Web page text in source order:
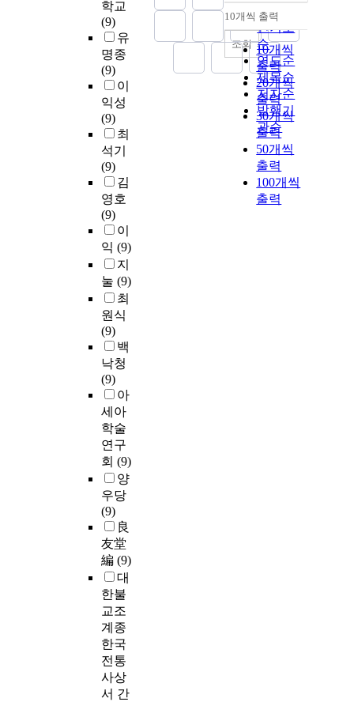
학교
(9)
유
명종
(9)
이
익성
(9)
최
석기
(9)
김
영호
(9)
이
익 (9)
지
눌 (9)
최
원식
(9)
백
낙청
(9)
아
세아
학술
연구
회 (9)
양
우당
(9)
良
友堂
編 (9)
대
한불
교조
계종
한국
전통
사상
서 간
순
인기도
순
연도순
제목순
저자순
발행기
관순
내림차순
10개씩 출력
10개씩
출력
20개씩
출력
30개씩
출력
50개씩
출력
100개씩
출력
조회